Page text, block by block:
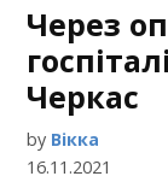
Через
Черкас
by Вікка
16.11.2021